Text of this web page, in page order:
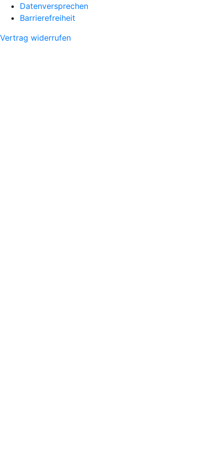
Datenversprechen
Barrierefreiheit
Vertrag widerrufen